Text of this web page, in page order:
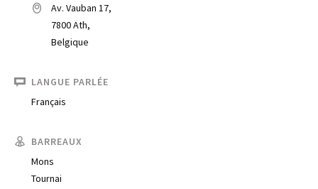
Av. Vauban 17,
7800 Ath,
Belgique
LANGUE PARLÉE
Français
BARREAUX
Mons
Tournai